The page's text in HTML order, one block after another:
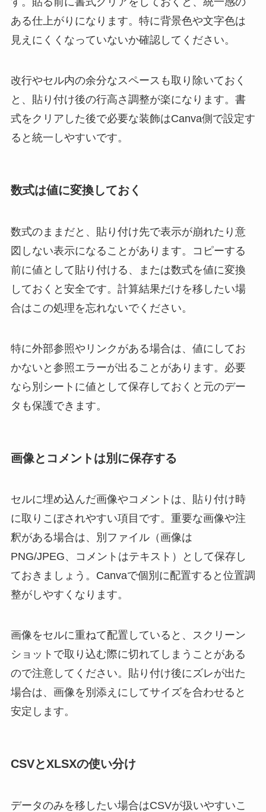
ある仕上がりになります。特に背景色や文字色は
見えにくくなっていないか確認してください。
改行やセル内の余分なスペースも取り除いておく
と、貼り付け後の行高さ調整が楽になります。書
式をクリアした後で必要な装飾はCanva側で設定す
ると統一しやすいです。
数式は値に変換しておく
数式のままだと、貼り付け先で表示が崩れたり意
図しない表示になることがあります。コピーする
前に値として貼り付ける、または数式を値に変換
しておくと安全です。計算結果だけを移したい場
合はこの処理を忘れないでください。
特に外部参照やリンクがある場合は、値にしてお
かないと参照エラーが出ることがあります。必要
なら別シートに値として保存しておくと元のデー
タも保護できます。
画像とコメントは別に保存する
セルに埋め込んだ画像やコメントは、貼り付け時
に取りこぼされやすい項目です。重要な画像や注
釈がある場合は、別ファイル（画像は
PNG/JPEG、コメントはテキスト）として保存し
ておきましょう。Canvaで個別に配置すると位置調
整がしやすくなります。
画像をセルに重ねて配置していると、スクリーン
ショットで取り込む際に切れてしまうことがある
ので注意してください。貼り付け後にズレが出た
場合は、画像を別添えにしてサイズを合わせると
安定します。
CSVとXLSXの使い分け
データのみを移したい場合はCSVが扱いやすいこ